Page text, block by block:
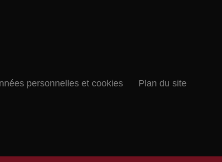
personnelles et cookies Plan du site